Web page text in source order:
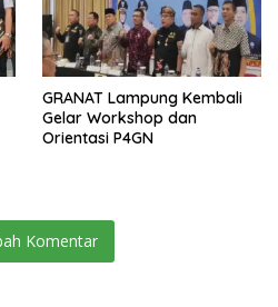
GRANAT Lampung Kembali
Gelar Workshop dan
Orientasi P4GN
Komentar